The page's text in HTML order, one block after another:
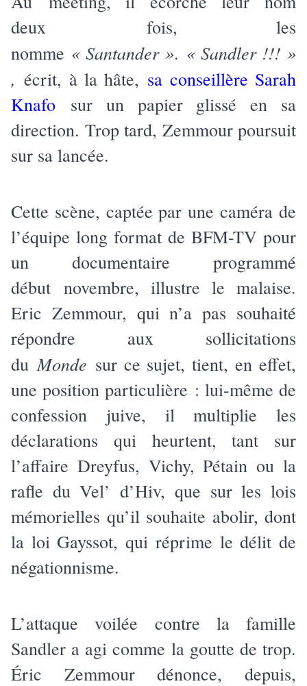
deux fois, les
nomme « Santander ». « Sandler !!! »
, écrit, à la hâte, sa conseillère Sarah
Knafo sur un papier glissé en sa
direction. Trop tard, Zemmour poursuit
sur sa lancée.
Cette scène, captée par une caméra de
l’équipe long format de BFM-TV pour
un documentaire programmé
début novembre, illustre le malaise.
Eric Zemmour, qui n’a pas souhaité
répondre aux sollicitations
duMonde sur ce sujet, tient, en effet,
une position particulière : lui-même de
confession juive, il multiplie les
déclarations qui heurtent, tant sur
l’affaire Dreyfus, Vichy, Pétain ou la
rafle du Vel’ d’Hiv, que sur les lois
mémorielles qu’il souhaite abolir, dont
la loi Gayssot, qui réprime le délit de
négationnisme.
L’attaque voilée contre la famille
Sandler a agi comme la goutte de trop.
Éric Zemmour dénonce, depuis,